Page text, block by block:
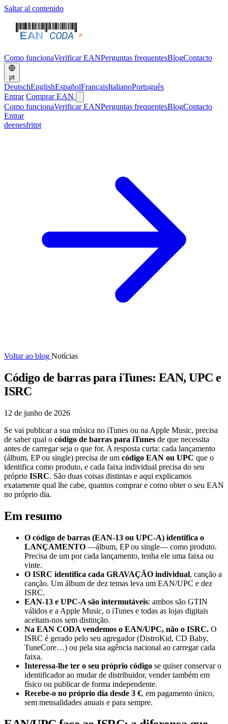
Saltar al contenido
Como funcionaVerificar EANPerguntas frequentesBlogContacto
pt
DeutschEnglishEspañolFrançaisItalianoPortuguês
Entrar Comprar EAN
Como funcionaVerificar EANPerguntas frequentesBlogContacto
Entrar
deenesfritpt
Voltar ao blog Notícias
Código de barras para iTunes: EAN, UPC e
ISRC
12 de junho de 2026
Se vai publicar a sua música no iTunes ou na Apple Music, precisa
de saber qual o código de barras para iTunes de que necessita
antes de carregar seja o que for. A resposta curta: cada lançamento
(álbum, EP ou single) precisa de um código EAN ou UPC que o
identifica como produto, e cada faixa individual precisa do seu
próprio ISRC. São duas coisas distintas e aqui explicamos
exatamente qual lhe cabe, quantos comprar e como obter o seu EAN
no próprio dia.
Em resumo
O código de barras (EAN-13 ou UPC-A) identifica o
LANÇAMENTO —álbum, EP ou single— como produto.
Precisa de um por cada lançamento, tenha ele uma faixa ou
vinte.
O ISRC identifica cada GRAVAÇÃO individual, canção a
canção. Um álbum de dez temas leva um EAN/UPC e dez
ISRC.
EAN-13 e UPC-A são intermutáveis: ambos são GTIN
válidos e a Apple Music, o iTunes e todas as lojas digitais
aceitam-nos sem distinção.
Na EAN CODA vendemos o EAN/UPC, não o ISRC. O
ISRC é gerado pelo seu agregador (DistroKid, CD Baby,
TuneCore…) ou pela sua agência nacional ao carregar cada
faixa.
Interessa-lhe ter o seu próprio código se quiser conservar o
identificador ao mudar de distribuidor, vender também em
físico ou publicar de forma independente.
Recebe-o no próprio dia desde 3 €, em pagamento único,
sem mensalidades anuais e para sempre.